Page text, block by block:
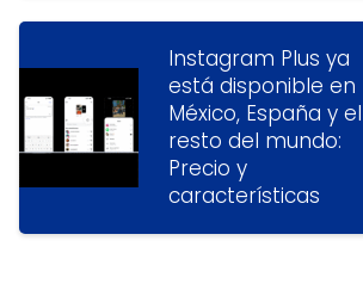
Instagram Plus ya
está disponible en
México, España y el
resto del mundo:
Precio y
características